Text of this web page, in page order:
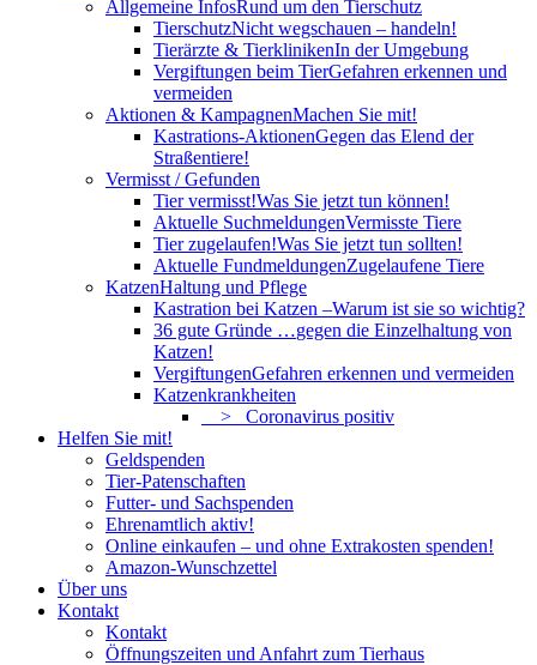
Allgemeine InfosRund um den Tierschutz
TierschutzNicht wegschauen – handeln!
Tierärzte & TierklinikenIn der Umgebung
Vergiftungen beim TierGefahren erkennen und
vermeiden
Aktionen & KampagnenMachen Sie mit!
Kastrations-AktionenGegen das Elend der
Straßentiere!
Vermisst / Gefunden
Tier vermisst!Was Sie jetzt tun können!
Aktuelle SuchmeldungenVermisste Tiere
Tier zugelaufen!Was Sie jetzt tun sollten!
Aktuelle FundmeldungenZugelaufene Tiere
KatzenHaltung und Pflege
Kastration bei Katzen –Warum ist sie so wichtig?
36 gute Gründe …gegen die Einzelhaltung von
Katzen!
VergiftungenGefahren erkennen und vermeiden
Katzenkrankheiten
> Coronavirus positiv
Helfen Sie mit!
Geldspenden
Tier-Patenschaften
Futter- und Sachspenden
Ehrenamtlich aktiv!
Online einkaufen – und ohne Extrakosten spenden!
Amazon-Wunschzettel
Über uns
Kontakt
Kontakt
Öffnungszeiten und Anfahrt zum Tierhaus